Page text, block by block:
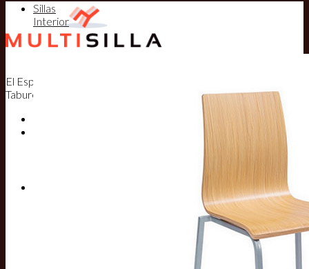
El Especialista en Sillas, Mesas y
Taburetes
Sillas
Interior